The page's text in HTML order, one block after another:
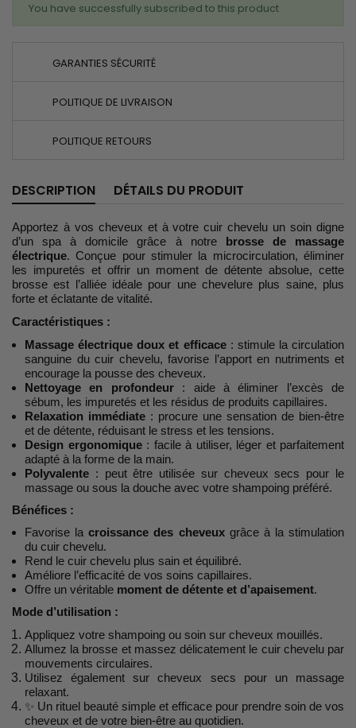
You have successfully subscribed to this product
GARANTIES SÉCURITÉ
POLITIQUE DE LIVRAISON
POLITIQUE RETOURS
DESCRIPTION DÉTAILS DU PRODUIT
Apportez à vos cheveux et à votre cuir chevelu un soin digne
d’un spa à domicile grâce à notre brosse de massage
électrique. Conçue pour stimuler la microcirculation, éliminer
les impuretés et offrir un moment de détente absolue, cette
brosse est l’alliée idéale pour une chevelure plus saine, plus
forte et éclatante de vitalité.
Caractéristiques :
Massage électrique doux et efficace: stimule la circulation
sanguine du cuir chevelu, favorise l’apport en nutriments et
encourage la pousse des cheveux.
Nettoyage en profondeur: aide à éliminer l’excès de
sébum, les impuretés et les résidus de produits capillaires.
Relaxation immédiate : procure une sensation de bien-être
et de détente, réduisant le stress et les tensions.
Design ergonomique: facile à utiliser, léger et parfaitement
adapté à la forme de la main.
Polyvalente : peut être utilisée sur cheveux secs pour le
massage ou sous la douche avec votre shampoing préféré.
Bénéfices :
Favorise lacroissance des cheveuxgrâce à la stimulation
du cuir chevelu.
Rend le cuir chevelu plus sain et équilibré.
Améliore l’efficacité de vos soins capillaires.
Offre un véritable moment de détente et d’apaisement.
Mode d’utilisation :
Appliquez votre shampoing ou soin sur cheveux mouillés.
Allumez la brosse et massez délicatement le cuir chevelu par
mouvements circulaires.
Utilisez également sur cheveux secs pour un massage
relaxant.
✨ Un rituel beauté simple et efficace pour prendre soin de vos
cheveux et de votre bien-être au quotidien.